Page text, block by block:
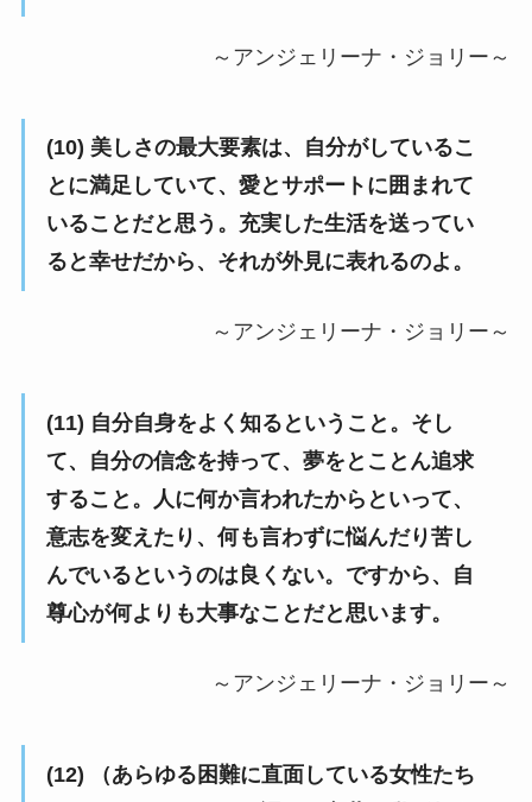
～アンジェリーナ・ジョリー～
(10) 美しさの最大要素は、自分がしているこ
とに満足していて、愛とサポートに囲まれて
いることだと思う。充実した生活を送ってい
ると幸せだから、それが外見に表れるのよ。
～アンジェリーナ・ジョリー～
(11) 自分自身をよく知るということ。そし
て、自分の信念を持って、夢をとことん追求
すること。人に何か言われたからといって、
意志を変えたり、何も言わずに悩んだり苦し
んでいるというのは良くない。ですから、自
尊心が何よりも大事なことだと思います。
～アンジェリーナ・ジョリー～
(12) （あらゆる困難に直面している女性たち